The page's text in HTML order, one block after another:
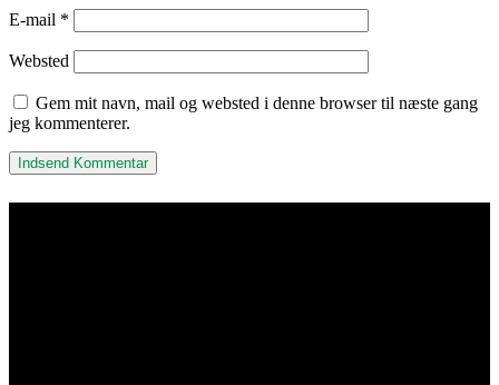
E-mail *
Websted
Gem mit navn, mail og websted i denne browser til næste gang
jeg kommenterer.